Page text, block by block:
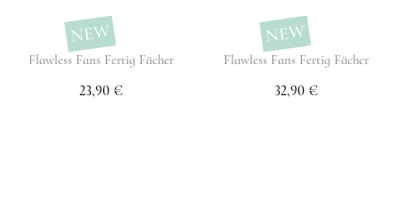
NEW
Flawless Fans Fertig Fächer
23,90 €
NEW
Flawless Fans Fertig Fächer
32,90 €